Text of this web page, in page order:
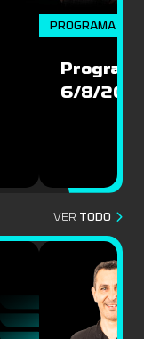
PROGRAMA
6/8/
VER TODO